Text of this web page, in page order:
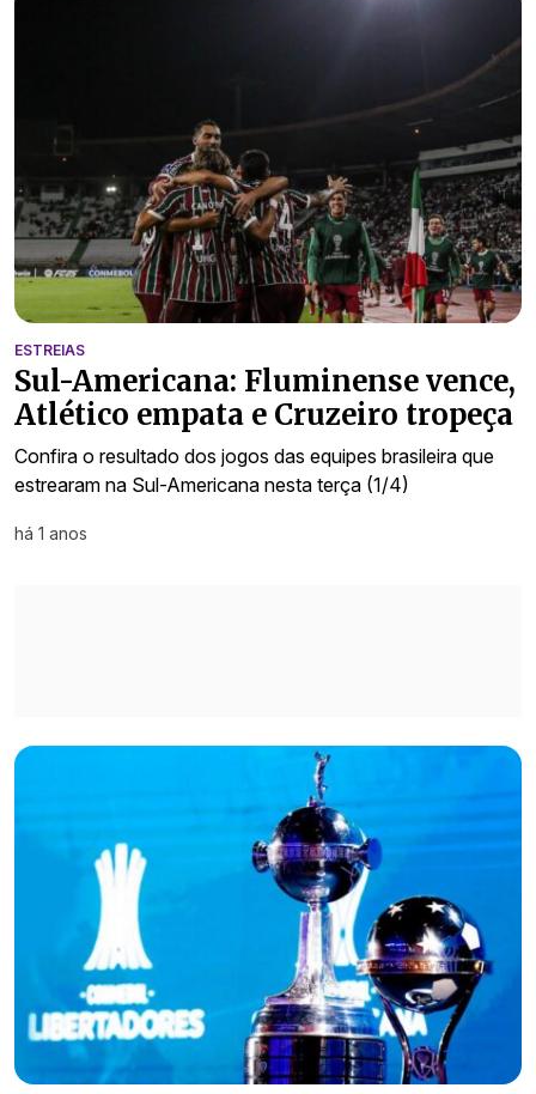
ESTREIAS
Sul-Americana: Fluminense vence,
Atlético empata e Cruzeiro tropeça
Confira o resultado dos jogos das equipes brasileira que
estrearam na Sul-Americana nesta terça (1/4)
há 1 anos